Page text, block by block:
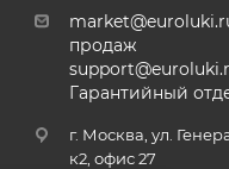
продаж
support@
Гарантийный
г. Москва, ул.
к2, офис 27